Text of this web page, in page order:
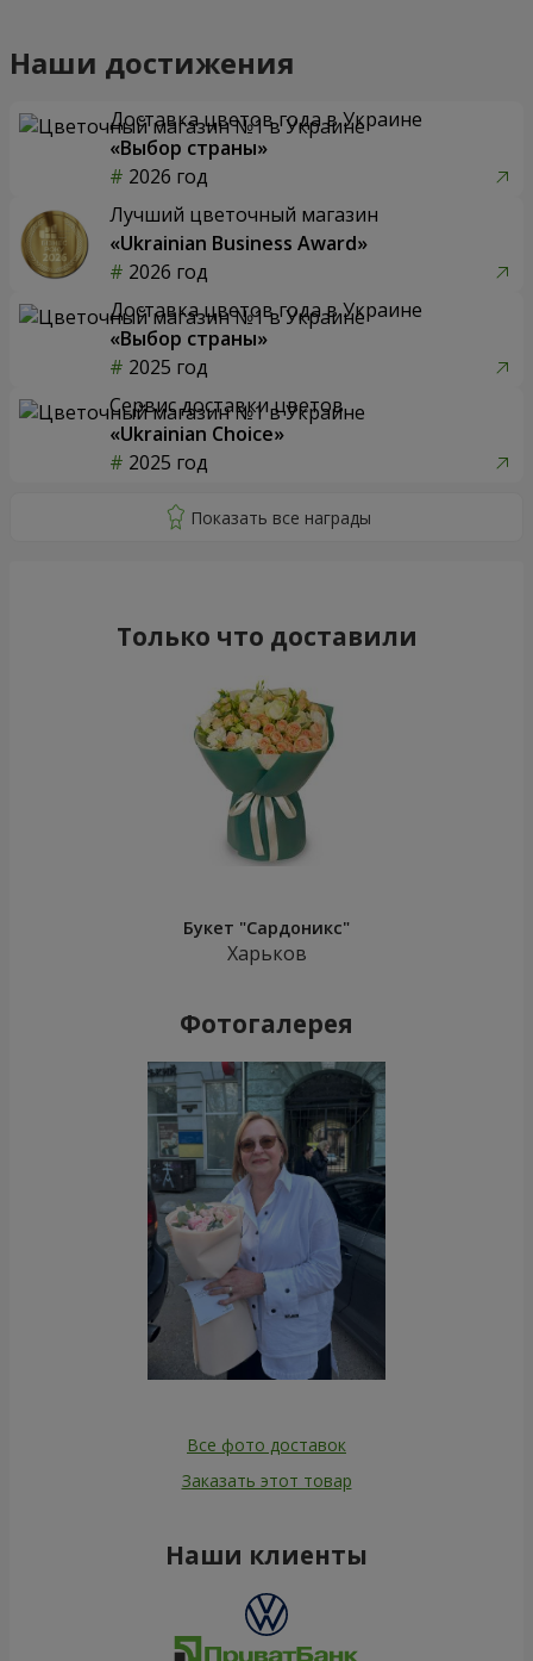
Наши достижения
Доставка цветов года в Украине
«Выбор страны»
2026 год
Лучший цветочный магазин
«Ukrainian Business Award»
2026 год
Доставка цветов года в Украине
«Выбор страны»
2025 год
Сервис доставки цветов
«Ukrainian Choice»
2025 год
Только что доставили
Букет "Сардоникс"
Харьков
Фотогалерея
Все фото доставок
Заказать этот товар
Наши клиенты